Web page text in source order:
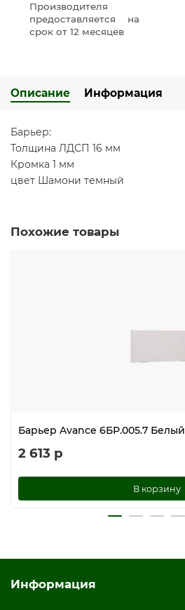
Производителя
предоставляется на
срок от 12 месяцев
Описание Информация
Барьер:
Толщина ЛДСП 16 мм
Кромка 1 мм
цвет Шамони темный
Похожие товары
Барьер Avance 6БР.005.7 Белый
2 613 р
В корзину
Информация